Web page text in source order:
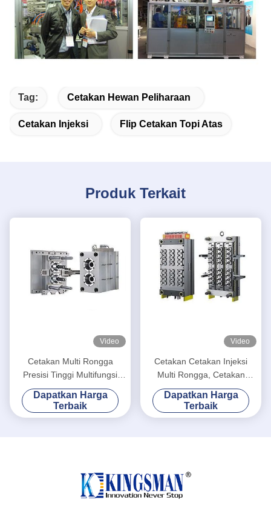
Tag: Cetakan Hewan Peliharaan
Cetakan Injeksi Flip Cetakan Topi Atas
Produk Terkait
Video
Cetakan Multi Rongga
Presisi Tinggi Multifungsi
Untuk Injeksi Preform HDPE
PP
Dapatkan Harga
Terbaik
Video
Cetakan Cetakan Injeksi
Multi Rongga, Cetakan
Preform HDPE PP Daya
Tahan Tinggi
Dapatkan Harga
Terbaik